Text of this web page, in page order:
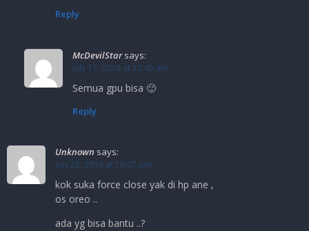
Reply
McDevilStar says:
July 17, 2018 at 12:45 am
Semua gpu bisa 🙂
Reply
Unknown says:
July 28, 2018 at 10:07 pm
kok suka force close yak di hp ane ,
os oreo ..
ada yg bisa bantu ..?